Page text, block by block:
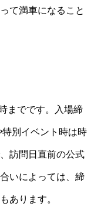
て満車になること
までです。入場締
別イベント時は時
訪問日直前の公式
いによっては、締
あります。